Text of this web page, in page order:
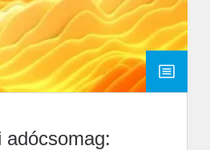
adócsomag: